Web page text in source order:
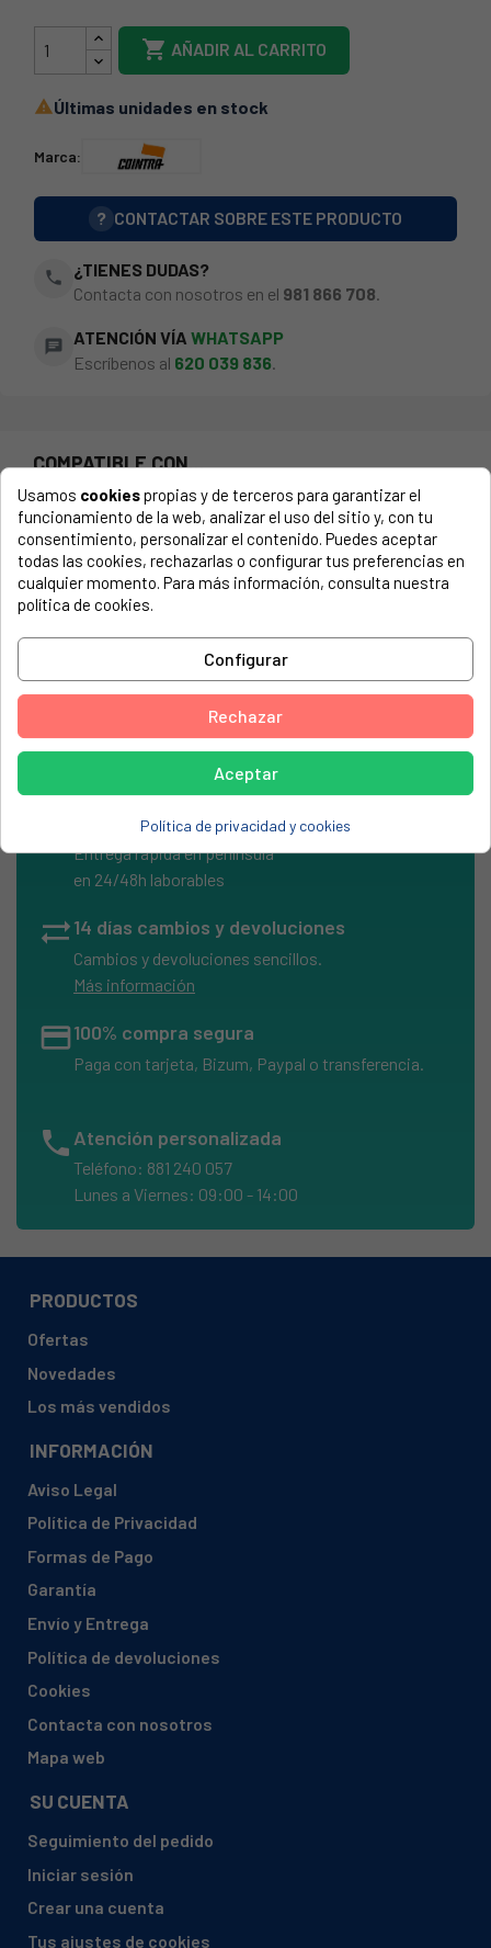
 AÑADIR AL CARRITO
Últimas unidades en stock
Marca:
? CONTACTAR SOBRE ESTE PRODUCTO
phone
¿TIENES DUDAS?
Contacta con nosotros en el 981 866 708.
chat ATENCIÓN VÍA WHATSAPP
Escríbenos al 620 039 836
COMPATIBLE CON...
El número de modelo lo encontrarás en la etiqueta de tu
electrodoméstico. Suele estar formado por números y
letras.
KIT CAJA ELECTRICA CALDERA COINTRA 2 MICROS
COINTRA, COB-10 B11BS
Envíos Express
Entrega rápida en península
en 24/48h laborables
sync_alt14 días cambios y devoluciones
Cambios y devoluciones sencillos.
Más información
credit_card100% compra segura
Paga con tarjeta, Bizum, Paypal o transferencia.
phone Atención personalizada
Teléfono: 881 240 057
Lunes a Viernes: 09:00 - 14:00
PRODUCTOS
Ofertas
Novedades
Los más vendidos
INFORMACIÓN
Aviso Legal
Política de Privacidad
Formas de Pago
Garantía
Envío y Entrega
Política de devoluciones
Cookies
Contacta con nosotros
Mapa web
SU CUENTA
Seguimiento del pedido
Iniciar sesión
Crear una cuenta
Tus ajustes de cookies
Usamos cookiespropias y de terceros para garantizar el
funcionamiento de la web, analizar el uso del sitio y, con tu
consentimiento, personalizar el contenido. Puedes aceptar
todas las cookies, rechazarlas o configurar tus preferencias en
cualquier momento. Para más información, consulta nuestra
política de cookies.
Configurar
Rechazar
Aceptar
Política de privacidad y cookies